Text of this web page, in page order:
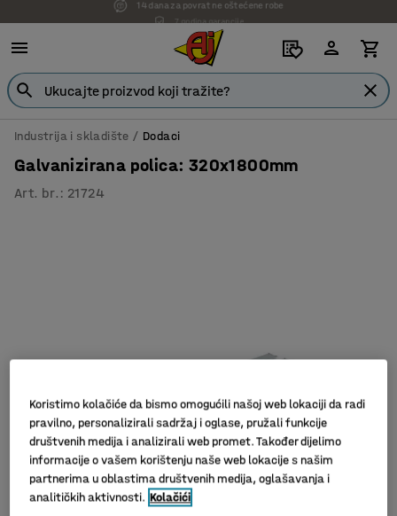
7 godina garancije
Industrija i skladište Dodaci
Galvanizirana polica: 320x1800mm
Art. br. : 21724
Koristimo kolačiće da bismo omogućili našoj web lokaciji da radi
pravilno, personalizirali sadržaj i oglase, pružali funkcije
društvenih medija i analizirali web promet. Također dijelimo
informacije o vašem korištenju naše web lokacije s našim
partnerima u oblastima društvenih medija, oglašavanja i
analitičkih aktivnosti. Kolačići